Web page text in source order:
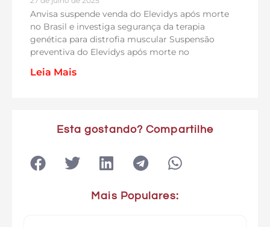
Anvisa suspende venda do Elevidys após morte
no Brasil e investiga segurança da terapia
genética para distrofia muscular Suspensão
preventiva do Elevidys após morte no
Leia Mais
Esta gostando? Compartilhe
Mais Populares: